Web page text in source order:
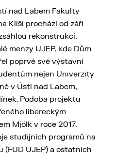
studijních programů
Jana Evangelisty
strategií
galerie
zodpovědnosti
rozvoje místní komunity.
umění Ústí nad Labem
Ph.D., který na
projektů
místní
nad Labem Fakulty
Klíši prochází od září
rekonstrukcí.
menzy UJEP, kde Dům
poprvé své výstavní
nejen Univerzity
v Ústí nad Labem,
Podoba projektu
libereckým
Mjölk v roce 2017.
studijních programů na
(FUD UJEP) a ostatních